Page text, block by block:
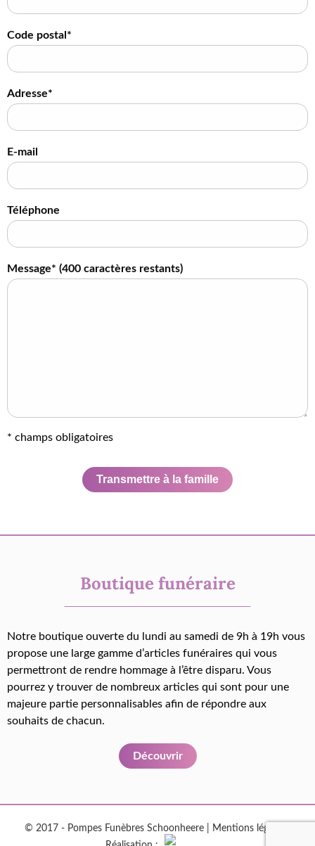
Code postal*
Adresse*
E-mail
Téléphone
Message* (400 caractères restants)
* champs obligatoires
Transmettre à la famille
Boutique funéraire
Notre boutique ouverte du lundi au samedi de 9h à 19h vous
propose une large gamme d’articles funéraires qui vous
permettront de rendre hommage à l’être disparu. Vous
pourrez y trouver de nombreux articles qui sont pour une
majeure partie personnalisables afin de répondre aux
souhaits de chacun.
Découvrir
© 2017 - Pompes Funèbres Schoonheere | Mentions légales